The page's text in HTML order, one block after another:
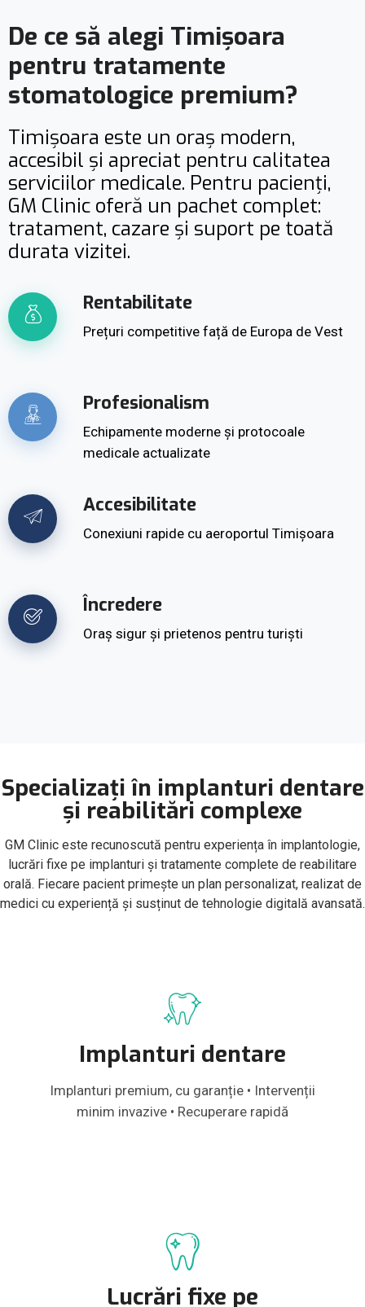
De ce să alegi Timișoara
pentru tratamente
stomatologice premium?
Timișoara este un oraș modern,
accesibil și apreciat pentru calitatea
serviciilor medicale. Pentru pacienți,
GM Clinic oferă un pachet complet:
tratament, cazare și suport pe toată
durata vizitei.
Rentabilitate
Prețuri competitive față de Europa de Vest
Profesionalism
Echipamente moderne și protocoale
medicale actualizate
Accesibilitate
Conexiuni rapide cu aeroportul Timișoara
Încredere
Oraș sigur și prietenos pentru turiști
Specializați în implanturi dentare
și reabilitări complexe
GM Clinic este recunoscută pentru experiența în implantologie,
lucrări fixe pe implanturi și tratamente complete de reabilitare
orală. Fiecare pacient primește un plan personalizat, realizat de
medici cu experiență și susținut de tehnologie digitală avansată.
Implanturi dentare
Implanturi premium, cu garanție • Intervenții
minim invazive • Recuperare rapidă
Lucrări fixe pe